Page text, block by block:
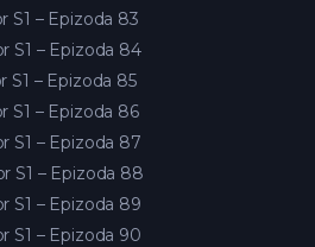
S1 – Epizoda 83
S1 – Epizoda 84
S1 – Epizoda 85
S1 – Epizoda 86
S1 – Epizoda 87
S1 – Epizoda 88
S1 – Epizoda 89
S1 – Epizoda 90